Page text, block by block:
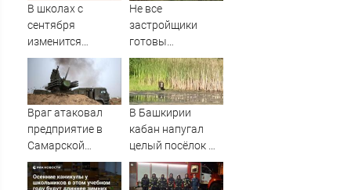
В школах с
сентября
изменится
программа
обучения
Не все
застройщики
готовы
участвовать в
расселении
«авариек» в
Мурманске
Враг атаковал
предприятие в
Самарской
области
В Башкирии
кабан напугал
целый посёлок —
жители в панике